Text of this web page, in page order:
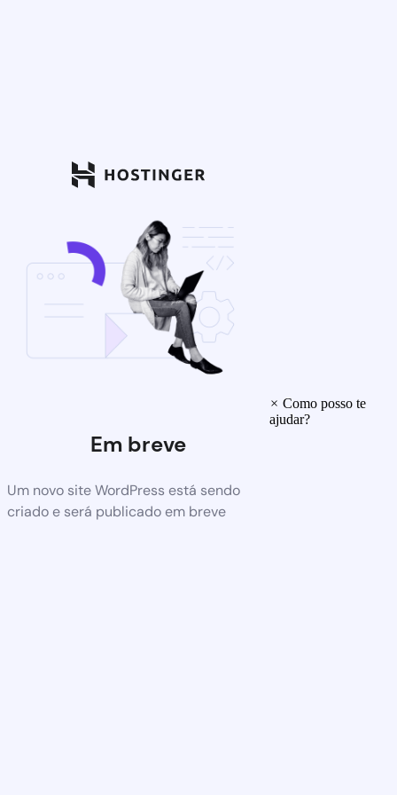
Em breve
Um novo site WordPress está sendo
criado e será publicado em breve
× Como posso te
ajudar?